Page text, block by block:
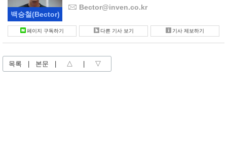
백승철(Bector)
Bector@inven.co.kr
페이지 구독하기 다른 기사 보기 기사 제보하기
목록 | 본문 | △ | ▽